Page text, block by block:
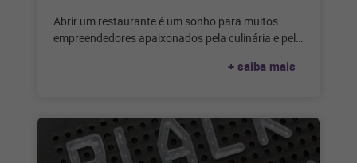
Abrir um restaurante é um sonho para muitos
empreendedores apaixonados pela culinária e pelo
+ saiba mais